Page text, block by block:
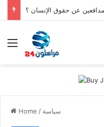
Menu
Home / سياسة